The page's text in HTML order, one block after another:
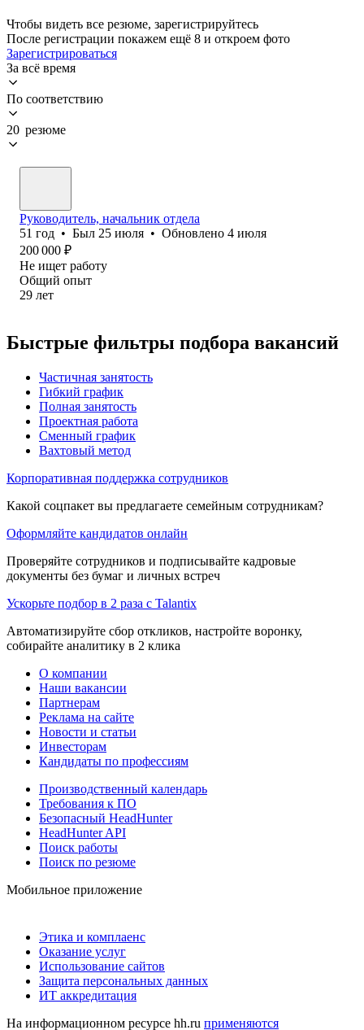
Чтобы видеть все резюме, зарегистрируйтесь
После регистрации покажем ещё 8 и откроем фото
Зарегистрироваться
За всё время
По соответствию
20 резюме
Руководитель, начальник отдела
51 год • Был 25 июля • Обновлено 4 июля
200 000 ₽
Не ищет работу
Общий опыт
29 лет
Быстрые фильтры подбора вакансий
Частичная занятость
Гибкий график
Полная занятость
Проектная работа
Сменный график
Вахтовый метод
Корпоративная поддержка сотрудников
Какой соцпакет вы предлагаете семейным сотрудникам?
Оформляйте кандидатов онлайн
Проверяйте сотрудников и подписывайте кадровые
документы без бумаг и личных встреч
Ускорьте подбор в 2 раза с Talantix
Автоматизируйте сбор откликов, настройте воронку,
собирайте аналитику в 2 клика
О компании
Наши вакансии
Партнерам
Реклама на сайте
Новости и статьи
Инвесторам
Кандидаты по профессиям
Производственный календарь
Требования к ПО
Безопасный HeadHunter
HeadHunter API
Поиск работы
Поиск по резюме
Мобильное приложение
Этика и комплаенс
Оказание услуг
Использование сайтов
Защита персональных данных
ИТ аккредитация
На информационном ресурсе hh.ru применяются